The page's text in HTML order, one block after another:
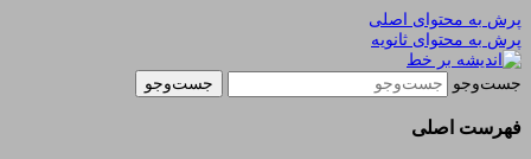
پرش به محتوای اصلی
پرش به محتوای ثانویه
اندیشه بر خط
یادداشتهای یک معلم در باب زندگی، اخلاق، اخبار،
علم و سیاست
جست‌وجو
فهرست اصلی